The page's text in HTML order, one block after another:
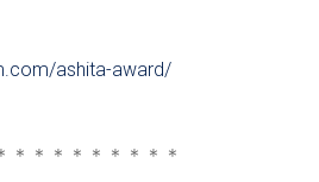
ashita-award/
＊＊＊＊＊＊＊＊＊